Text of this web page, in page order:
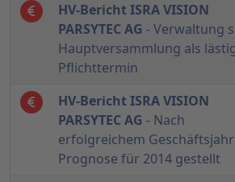
HV-Bericht ISRA VISION
PARSYTEC AG - Verwaltung
Hauptversammlung als
Pflichttermin
HV-Bericht ISRA VISION
PARSYTEC AG - Nach
erfolgreichem
Prognose für 2014 gestellt